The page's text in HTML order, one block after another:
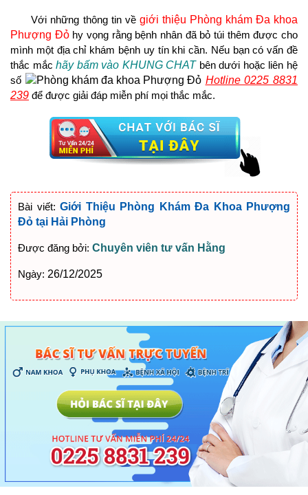
Với những thông tin về giới thiệu Phòng khám Đa khoa
Phượng Đỏ hy vọng rằng bệnh nhân đã bỏ túi thêm được cho
mình một địa chỉ khám bệnh uy tín khi cần. Nếu bạn có vấn đề
thắc mắchãy bấm vào KHUNG CHAT bên dưới hoặc liên hệ
số
Hotline 0225 8831
239 để được giải đáp miễn phí mọi thắc mắc.
Bài viết: Giới Thiệu Phòng Khám Đa Khoa Phượng
Đỏ tại Hải Phòng
Được đăng bởi: Chuyên viên tư vấn Hằng
Ngày: 26/12/2025